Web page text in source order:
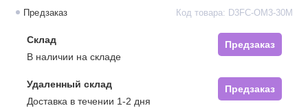
Предзаказ Код товара: D3FC-OM3-30M
Склад
Предзаказ
В наличии на складе
Удаленный склад
Предзаказ
Доставка в течении 1-2 дня